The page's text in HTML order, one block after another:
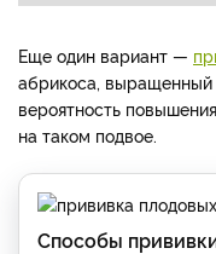
Еще один вариант —
абрикоса, выращенный
вероятность
на таком подвое.
Способы